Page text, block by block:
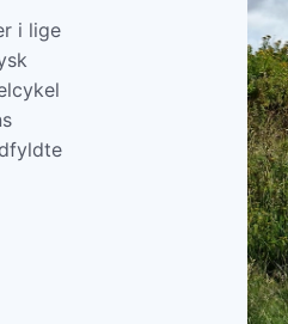
i lige